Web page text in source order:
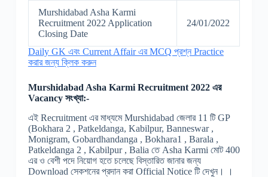
Murshidabad Asha Karmi
Recruitment 2022 Application
Closing Date
24/01/2022
Daily GK এবং Current Affair এর MCQ প্রশ্ন Practice
করার জন্য ক্লিক করুন
Murshidabad Asha Karmi Recruitment 2022 এর
Vacancy সংখ্যা:-
এই Recruitment এর মাধ্যমে Murshidabad জেলার 11 টি GP
(Bokhara 2 , Patkeldanga, Kabilpur, Banneswar ,
Monigram, Gobardhandanga , Bokhara1 , Barala ,
Patkeldanga 2 , Kabilpur , Balia তে Asha Karmi মোট 400
এর ও বেশী পদে নিয়োগ হতে চলেছে বিস্তারিত জানার জন্য
Download সেকশনের প্রদান করা Official Notice টি দেখুন। ।